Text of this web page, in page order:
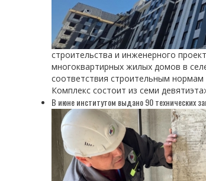
строительства и инженерного
многоквартирных жилых домов в
соответствия строительным
Комплекс состоит из семи
В июне институтом выдано 90 технических